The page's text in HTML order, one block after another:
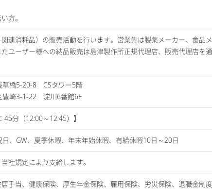
方。
連消耗品）の販売活動を行います。営業先は製薬メーカー、食
ユーザー様への納品販売は島津製作所正規代理店、販売代理店
橋5-20-8 CSタワー5階
崎3-1-22 淀川6番館6F
分（12:00～12:45）】
、GW、夏季休暇、年末年始休暇、有給休暇10日～20日
社規定により支給します。
手当、健康保険、厚生年金保険、雇用保険、労災保険、退職金制